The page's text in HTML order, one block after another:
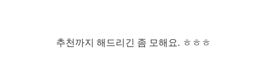
추천까지 해드리긴 좀 모해요. ㅎㅎㅎ